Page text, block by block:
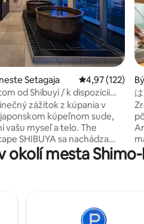
z 5, počet hodnotení: 120
Setagaja Priemerné
4,97 (122)
od Shibuyi / k dispozícii
strešný gril na BBQ, karaoke
za dlhší pobyt / 25 minút od
zážitok z kúpania v
kúpeľnom sude,
myseľ a telo. The
SHIBUYA sa nachádza
jazdy autom od stanice
minút od letiska Haneda. Je
saunou“ v tejto oblasti, ktorý
6-podlažnej budovy.
je
mesta